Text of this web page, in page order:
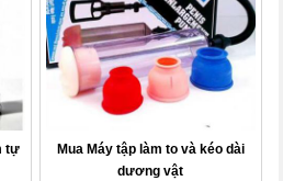
tự
Mua Máy tập làm to và kéo dài
dương vật